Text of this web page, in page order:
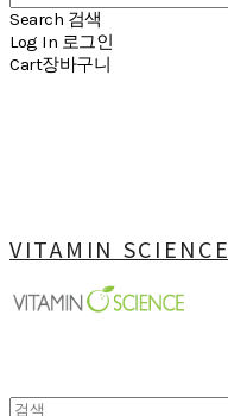
Search 검색
Log In 로그인
Cart장바구니
VITAMIN SCIENCE